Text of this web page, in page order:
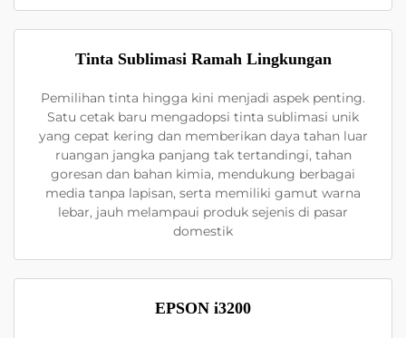
Tinta Sublimasi Ramah Lingkungan
Pemilihan tinta hingga kini menjadi aspek penting.
Satu cetak baru mengadopsi tinta sublimasi unik
yang cepat kering dan memberikan daya tahan luar
ruangan jangka panjang tak tertandingi, tahan
goresan dan bahan kimia, mendukung berbagai
media tanpa lapisan, serta memiliki gamut warna
lebar, jauh melampaui produk sejenis di pasar
domestik
EPSON i3200